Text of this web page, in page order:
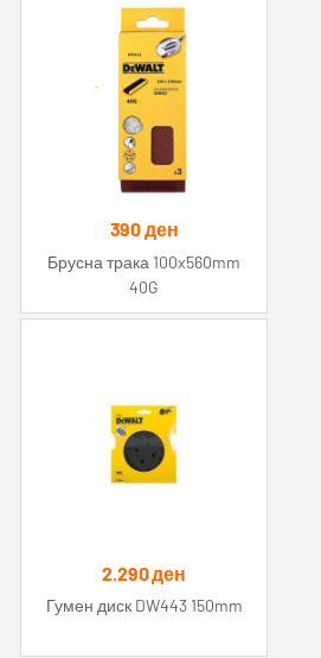
390ден
Брусна трака 100x560mm
40G
2.290ден
Гумен диск DW443 150mm